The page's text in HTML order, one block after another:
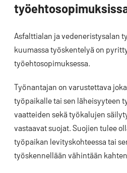
Asfalttialan ja vedeneristysalan
kuumassa työskentelyä on
työehtosopimuksessa.
Työnantajan on varustettava
työpaikalle tai sen läheisyyteen
vaatteiden sekä työkalujen
vastaavat suojat. Suojien tulee
työpaikan levityskohteessa tai
työskennellään vähintään